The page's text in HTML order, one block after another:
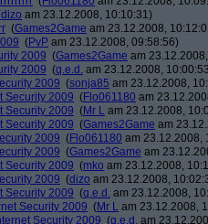
dizo am 23.12.2008, 10:10:31)
(Games2Game am 23.12.2008,
(PvP am 23.12.2008, 09:58:56)
2009 (Games2Game am
2009 (q.e.d. am 23.12.2008,
2009 (sonja85 am 23.12.2008,
Security 2009 (Flo061180 am
Security 2009 (Mr L am 23.12.2008,
Security 2009 (Games2Game am
2009 (Flo061180 am 23.12.2008,
2009 (Games2Game am
Security 2009 (mko am 23.12.2008,
2009 (dizo am 23.12.2008,
Security 2009 (q.e.d. am 23.12.2008,
Security 2009 (Mr L am 23.12.2008,
Security 2009 (q.e.d. am